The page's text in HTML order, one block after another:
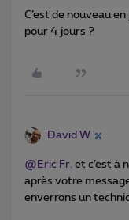
C’est de nouveau
pour 4 jours ?
David W
@Eric Fr. et c’est à
après votre
enverrons un